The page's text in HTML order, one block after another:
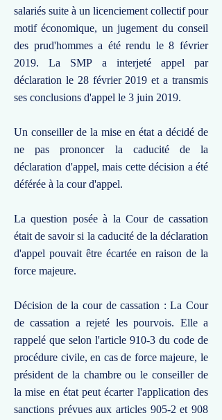
salariés suite à un licenciement collectif pour
motif économique, un jugement du conseil
des prud'hommes a été rendu le 8 février
2019. La SMP a interjeté appel par
déclaration le 28 février 2019 et a transmis
ses conclusions d'appel le 3 juin 2019.
Un conseiller de la mise en état a décidé de
ne pas prononcer la caducité de la
déclaration d'appel, mais cette décision a été
déférée à la cour d'appel.
La question posée à la Cour de cassation
était de savoir si la caducité de la déclaration
d'appel pouvait être écartée en raison de la
force majeure.
Décision de la cour de cassation : La Cour
de cassation a rejeté les pourvois. Elle a
rappelé que selon l'article 910-3 du code de
procédure civile, en cas de force majeure, le
président de la chambre ou le conseiller de
la mise en état peut écarter l'application des
sanctions prévues aux articles 905-2 et 908